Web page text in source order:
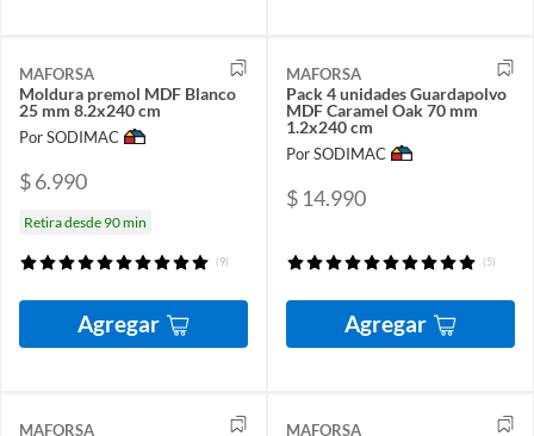
MAFORSA
Moldura premol MDF Blanco
25 mm 8.2x240 cm
Por SODIMAC
$ 6.990
Retira desde 90 min
(9)
Agregar
MAFORSA
Pack 4 unidades Guardapolvo
MDF Caramel Oak 70 mm
1.2x240 cm
Por SODIMAC
$ 14.990
(5)
Agregar
MAFORSA MAFORSA